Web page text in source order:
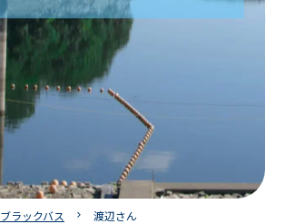
ブラックバス 渡辺さん